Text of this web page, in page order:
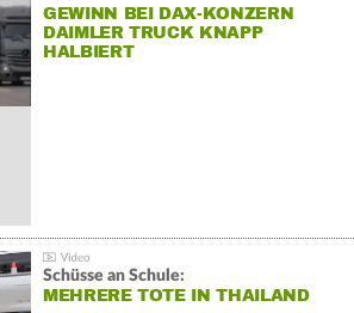
GEWINN BEI DAX-KONZERN
DAIMLER TRUCK KNAPP
HALBIERT
Schüsse an Schule:
MEHRERE TOTE IN THAILAND